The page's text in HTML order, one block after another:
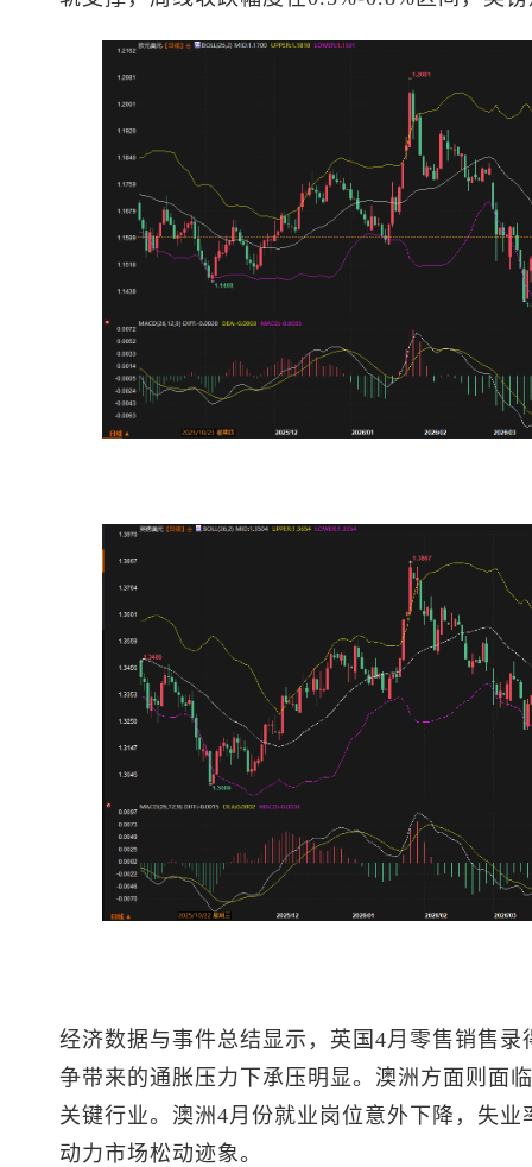
经济数据与事件总结显示，英国4月零售销售
争带来的通胀压力下承压明显。澳洲方面则面
关键行业。澳洲4月份就业岗位意外下降，失
动力市场松动迹象。